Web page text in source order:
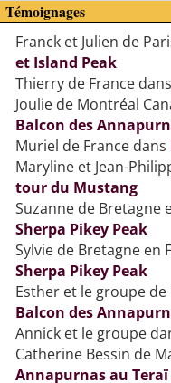
Témoignages
Franck et Julien de
et Island Peak
Thierry de Francedans
Joulie de Montréal
Balcon des
Muriel de Francedans
Maryline et Jean-
tour du Mustang
Suzanne de Bretagne
Sherpa Pikey Peak
Sylvie de Bretagne en
Sherpa Pikey Peak
Esther et le groupe de
Balcon des
Annick et le groupe
Catherine Bessin de
Annapurnas au Teraï